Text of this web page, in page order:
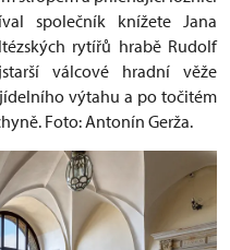
společník knížete Jana
rytířů hrabě Rudolf
válcové hradní věže
výtahu a po točitém
Foto: Antonín Gerža.